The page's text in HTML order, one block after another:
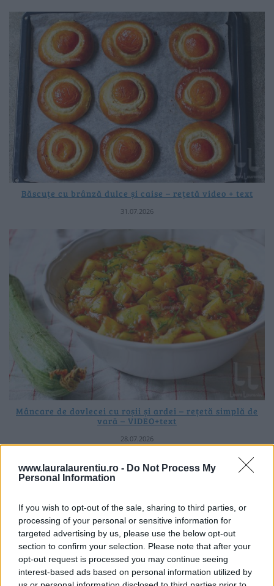
www.lauralaurentiu.ro - Do Not Process My
Personal Information
If you wish to opt-out of the sale, sharing to third parties, or
processing of your personal or sensitive information for
targeted advertising by us, please use the below opt-out
section to confirm your selection. Please note that after your
opt-out request is processed you may continue seeing
interest-based ads based on personal information utilized by
Băscuțe cu brânză dulce și caise – rețetă video + text
31.07.2026
Mâncare de dovlecei cu roșii și ardei – rețetă simplă de
vară – VIDEO+text
28.07.2026